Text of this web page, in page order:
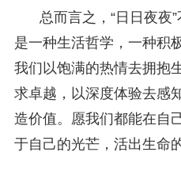
总而言之，“日日夜夜
是一种生活哲学，一种积
我们以饱满的热情去拥抱
求卓越，以深度体验去感
造价值。愿我们都能在自
于自己的光芒，活出生命